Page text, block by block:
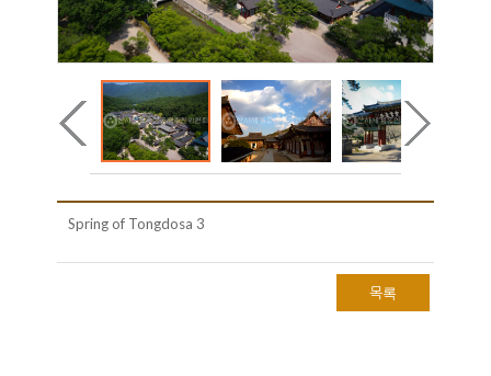
Spring of Tongdosa 3
목록